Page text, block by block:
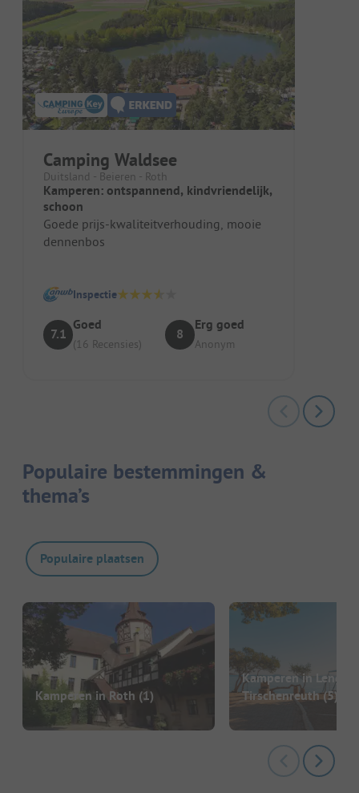
Camping Waldsee
Duitsland - Beieren - Roth
Kamperen: ontspannend, kindvriendelijk,
schoon
Goede prijs-kwaliteitverhouding, mooie
dennenbos
Inspectie
7.1
Goed
(16 Recensies)
8
Erg goed
Anonym
Populaire bestemmingen &
thema’s
Populaire plaatsen
Kamperen in Roth (1)
Kamperen in
Tirschenreuth(5)